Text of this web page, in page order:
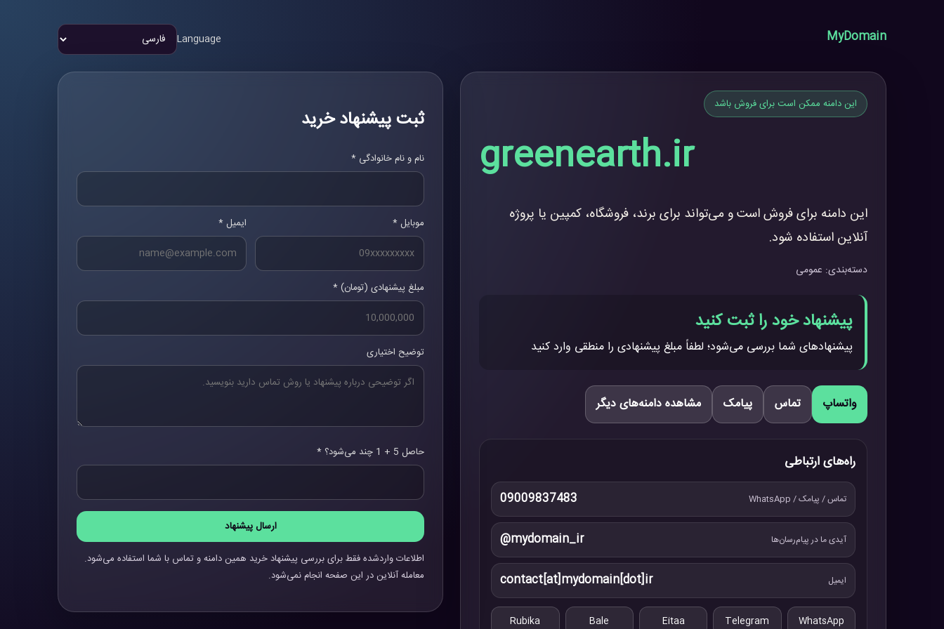
MyDomain
Language
این دامنه ممکن است برای فروش باشد
greenearth.ir
این دامنه برای فروش است و می‌تواند برای برند، فروشگاه، کمپین یا پروژه
آنلاین استفاده شود.
دسته‌بندی: عمومی
پیشنهاد خود را ثبت کنید
پیشنهادهای شما بررسی می‌شود؛ لطفاً مبلغ پیشنهادی را منطقی وارد کنید
واتساپ تماس پیامک مشاهده دامنه‌های دیگر
راه‌های ارتباطی
تماس / پیامک / WhatsApp 09009837483
آیدی ما در پیام‌رسان‌ها @mydomain_ir
ایمیل contact[at]mydomain[dot]ir
WhatsApp
Telegram
Eitaa
Bale
Rubika
ثبت پیشنهاد خرید
نام و نام خانوادگی *
موبایل * ایمیل *
مبلغ پیشنهادی (تومان) *
توضیح اختیاری
حاصل 5 + 1 چند می‌شود؟ *
ارسال پیشنهاد
اطلاعات واردشده فقط برای بررسی پیشنهاد خرید همین دامنه و تماس با شما استفاده می‌شود.
معامله آنلاین در این صفحه انجام نمی‌شود.